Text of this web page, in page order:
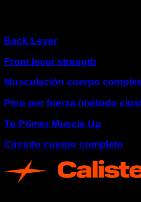
Back Lever
Front lever strength
Musculación cuerpo
Pino por fuerza (método
Tu Primer Muscle Up
Circuito cuerpo completo